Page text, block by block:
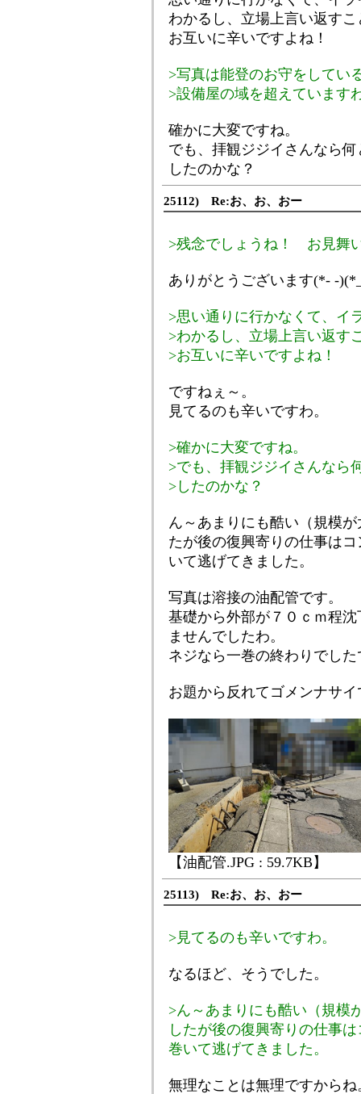
わかるし、立場上言い返す
お互いに辛いですよね！
>写真は能登のお守をしてい
>設備屋の域を超えています
確かに大変ですね。
でも、拝観ジジイさんなら
したのかな？
25112) Re:お、お、おー
>残念でしょうね！ お見舞
ありがとうございます(*- -
>思い通りに行かなくて、イ
>わかるし、立場上言い返す
>お互いに辛いですよね！
ですねぇ～。
見てるのも辛いですわ。
>確かに大変ですね。
>でも、拝観ジジイさんなら
>したのかな？
ん～あまりにも酷い（規模
たが後の復興寄りの仕事は
いて逃げてきました。
写真は溶接の油配管です。
基礎から外部が７０ｃｍ程
ませんでしたわ。
ネジなら一巻の終わりでし
お題から反れてゴメンナサイ
【油配管.JPG : 59.7KB】
25113) Re:お、お、おー
>見てるのも辛いですわ。
なるほど、そうでした。
>ん～あまりにも酷い（規模
したが後の復興寄りの仕事
巻いて逃げてきました。
無理なことは無理ですからね